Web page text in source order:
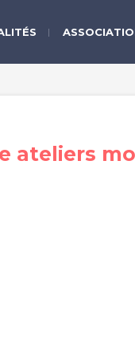
ateliers